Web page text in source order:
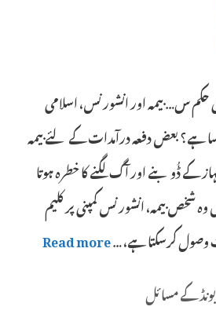
حکم س… بیمہ اور انشورنس، اسلامی
ہے؟ بعض دفعہ درآمدات کے لئے بیمہ
کے ڈُوبنے اور آگ لگنے کا خطرہ ہوتا
شخص بیمہ، انشورنس کمپنی پر کلیم
کرسکتا ہے، …Read more
بونڈ کے مسائل